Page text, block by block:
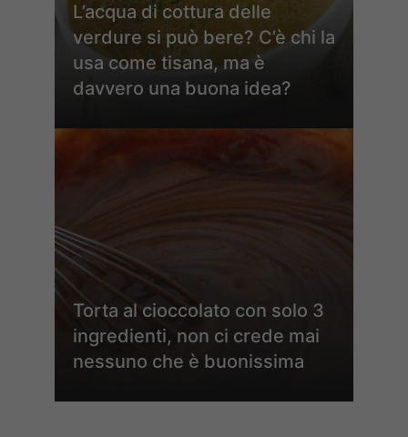
L’acqua di cottura delle
verdure si può bere? C’è chi la
usa come tisana, ma è
davvero una buona idea?
Torta al cioccolato con solo 3
ingredienti, non ci crede mai
nessuno che è buonissima